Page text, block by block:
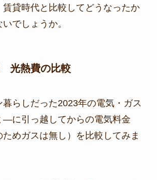
貸時代と比較してどうなったか
でしょうか。
光熱費の比較
らしだった2023年の電気・ガス
―に引っ越してからの電気料金
ためガスは無し）を比較してみま